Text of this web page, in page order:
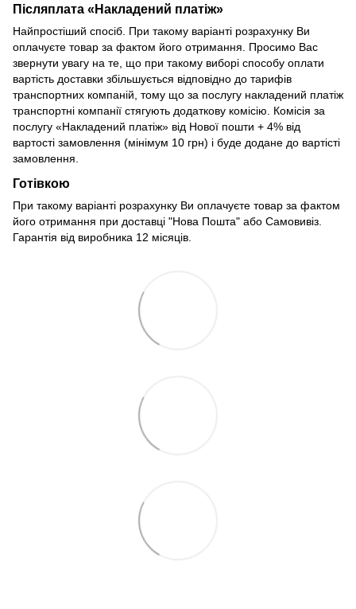
Післяплата «Накладений платіж»
Найпростіший спосіб. При такому варіанті розрахунку Ви
оплачуєте товар за фактом його отримання. Просимо Вас
звернути увагу на те, що при такому виборі способу оплати
вартість доставки збільшується відповідно до тарифів
транспортних компаній, тому що за послугу накладений платіж
транспортні компанії стягують додаткову комісію. Комісія за
послугу «Накладений платіж» від Нової пошти + 4% від
вартості замовлення (мінімум 10 грн) і буде додане до вартісті
замовлення.
Готівкою
При такому варіанті розрахунку Ви оплачуєте товар за фактом
його отримання при доставці "Нова Пошта" або Самовивіз.
Гарантія від виробника 12 місяців.